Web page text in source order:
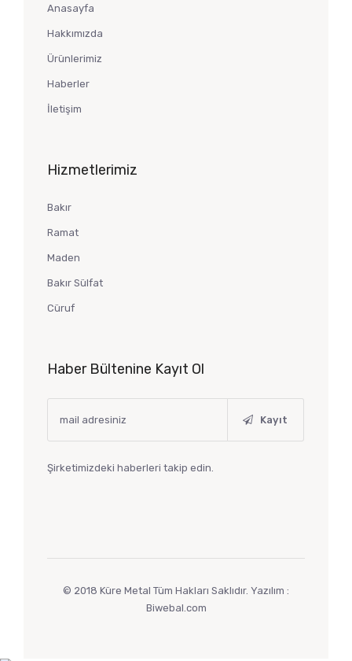
Anasayfa
Hakkımızda
Ürünlerimiz
Haberler
İletişim
Hizmetlerimiz
Bakır
Ramat
Maden
Bakır Sülfat
Cüruf
Haber Bültenine Kayıt Ol
Kayıt
Şirketimizdeki haberleri takip edin.
© 2018 Küre Metal Tüm Hakları Saklıdır. Yazılım :
Biwebal.com